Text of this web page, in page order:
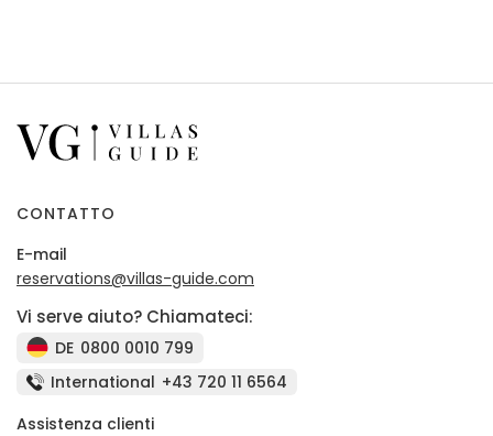
CONTATTO
E-mail
reservations@villas-guide.com
Vi serve aiuto? Chiamateci:
DE 0800 0010 799
International +43 720 11 6564
Assistenza clienti